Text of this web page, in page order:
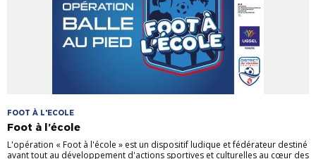
FOOT À L'ECOLE
Foot à l’école
L'opération « Foot à l'école » est un dispositif ludique et fédérateur destiné
avant tout au développement d'actions sportives et culturelles au cœur des